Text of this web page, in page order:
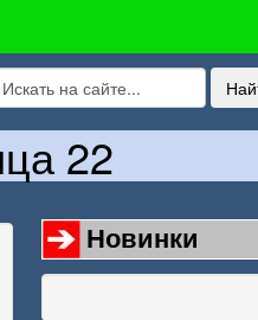
22
Новинки